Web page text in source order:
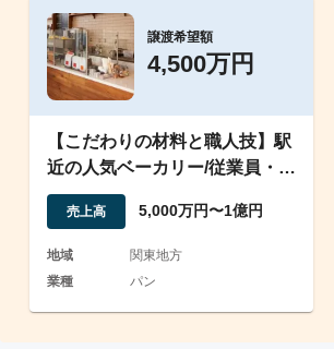
譲渡希望額
4,500万円
【こだわりの材料と職人技】駅
近の人気ベーカリー/従業員・屋
号継承可能/安定収益
売上高 5,000万円〜1億円
地域
関東地方
業種
パン